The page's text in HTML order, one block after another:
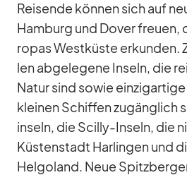
Rei­sende kön­nen sich auf
Ham­burg und Do­ver freuen,
ro­pas West­küste er­kun­den.
len ab­ge­le­gene In­seln, die
Na­tur sind so­wie
klei­nen Schif­fen zu­gäng­lich
in­seln, die Scilly-In­seln, die
Küs­ten­stadt Har­lin­gen und
Hel­go­land. Neue